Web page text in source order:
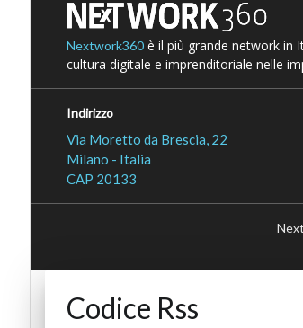
Nextwork360è il più grande network in
cultura digitale e imprenditoriale nelle
Indirizzo
Via Moretto da Brescia, 22
Milano - Italia
CAP 20133
Codice Rss